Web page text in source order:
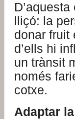
lliçó: la
donar fruit
d’ells hi
un trànsit
només
cotxe.
Adaptar